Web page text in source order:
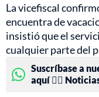
La vicefiscal
encuentra de
insistió que el
cualquier parte del
Suscríbase a
aquí 👉🏻